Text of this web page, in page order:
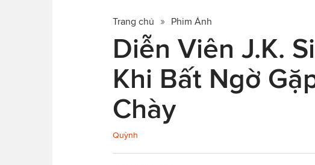
Trang chủ Phim Ảnh
Diễn Viên J.K.
Khi Bất Ngờ
Chày
Quỳnh